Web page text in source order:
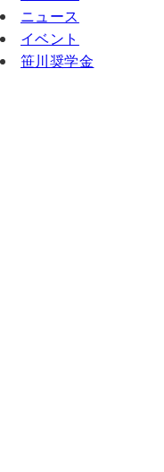
ニュース
イベント
笹川奨学金